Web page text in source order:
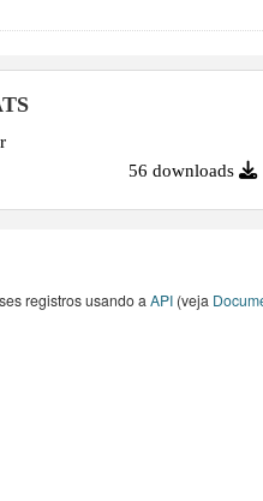
56 downloads
registros usando a API (veja